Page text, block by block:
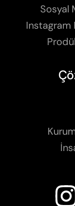
Sosyal
Instagram